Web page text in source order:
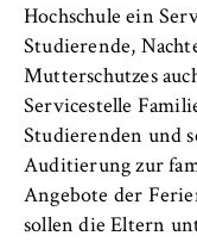
Hochschule ein
Studierende,
Mutterschutzes
Servicestelle
Studierenden und
Auditierung zur
Angebote der
sollen die Eltern